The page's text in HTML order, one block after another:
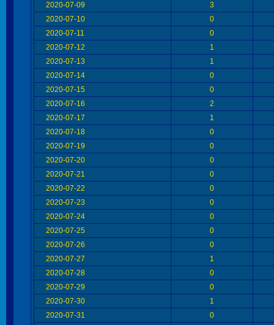
2020-07-09
3
2020-07-10
0
2020-07-11
0
2020-07-12
1
2020-07-13
1
2020-07-14
0
2020-07-15
0
2020-07-16
2
2020-07-17
1
2020-07-18
0
2020-07-19
0
2020-07-20
0
2020-07-21
0
2020-07-22
0
2020-07-23
0
2020-07-24
0
2020-07-25
0
2020-07-26
0
2020-07-27
1
2020-07-28
0
2020-07-29
0
2020-07-30
1
2020-07-31
0